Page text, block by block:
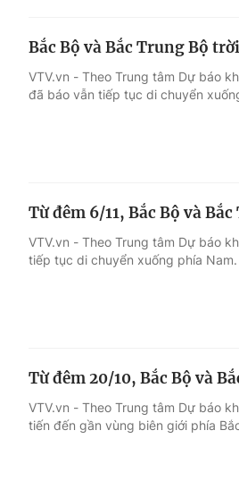
Bắc Bộ và Bắc Trung Bộ
VTV.vn - Theo Trung tâm Dự báo
đã báo vẫn tiếp tục di chuyển
Từ đêm 6/11, Bắc Bộ và
VTV.vn - Theo Trung tâm Dự báo
tiếp tục di chuyển xuống phía Nam.
Từ đêm 20/10, Bắc Bộ và
VTV.vn - Theo Trung tâm Dự báo
tiến đến gần vùng biên giới phía